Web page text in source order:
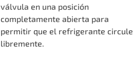
válvula en una posición
completamente abierta para
permitir que el refrigerante circule
libremente.